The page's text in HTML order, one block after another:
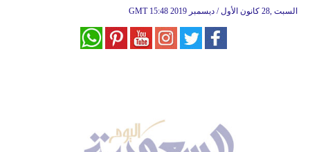
GMT 15:48 2019 السبت ,28 كانون الأول / ديسمبر